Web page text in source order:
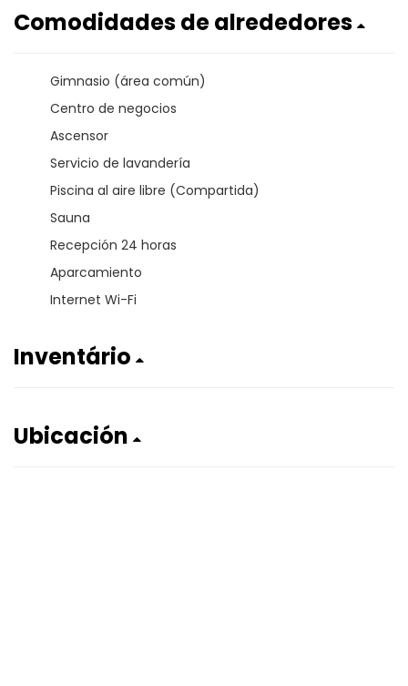
Comodidades de alrededores
Gimnasio (área común)
Centro de negocios
Ascensor
Servicio de lavandería
Piscina al aire libre (Compartida)
Sauna
Recepción 24 horas
Aparcamiento
Internet Wi-Fi
Inventário
Ubicación